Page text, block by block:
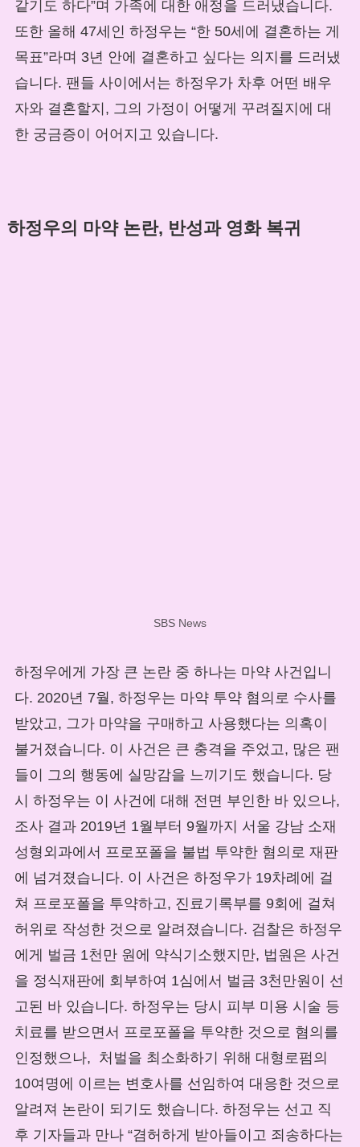
같기도 하다”며 가족에 대한 애정을 드러냈습니다.
또한 올해 47세인 하정우는 “한 50세에 결혼하는 게
목표”라며 3년 안에 결혼하고 싶다는 의지를 드러냈
습니다. 팬들 사이에서는 하정우가 차후 어떤 배우
자와 결혼할지, 그의 가정이 어떻게 꾸려질지에 대
한 궁금증이 어어지고 있습니다.
하정우의 마약 논란, 반성과 영화 복귀
SBS News
하정우에게 가장 큰 논란 중 하나는 마약 사건입니
다. 2020년 7월, 하정우는 마약 투약 혐의로 수사를
받았고, 그가 마약을 구매하고 사용했다는 의혹이
불거졌습니다. 이 사건은 큰 충격을 주었고, 많은 팬
들이 그의 행동에 실망감을 느끼기도 했습니다. 당
시 하정우는 이 사건에 대해 전면 부인한 바 있으나,
조사 결과 2019년 1월부터 9월까지 서울 강남 소재
성형외과에서 프로포폴을 불법 투약한 혐의로 재판
에 넘겨졌습니다. 이 사건은 하정우가 19차례에 걸
쳐 프로포폴을 투약하고, 진료기록부를 9회에 걸쳐
허위로 작성한 것으로 알려졌습니다. 검찰은 하정우
에게 벌금 1천만 원에 약식기소했지만, 법원은 사건
을 정식재판에 회부하여 1심에서 벌금 3천만원이 선
고된 바 있습니다. 하정우는 당시 피부 미용 시술 등
치료를 받으면서 프로포폴을 투약한 것으로 혐의를
인정했으나, 처벌을 최소화하기 위해 대형로펌의
10여명에 이르는 변호사를 선임하여 대응한 것으로
알려져 논란이 되기도 했습니다. 하정우는 선고 직
후 기자들과 만나 “겸허하게 받아들이고 죄송하다는